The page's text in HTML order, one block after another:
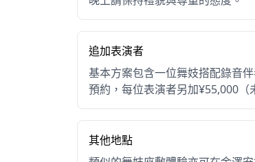
京都，一生一次的夜晚
與舞妓共度的座敷之夜，不是一場
守護了數百年，今夜只為您而開。
世界上獨一無二的體驗。
追加表演者
基本方案包含一位舞妓搭配錄音
預約，每位表演者另加¥55,000（
其他地點